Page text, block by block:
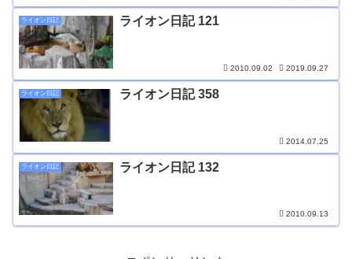
ライオン日記 ライオン日記 121
2010.09.02 2019.09.27
ライオン日記 ライオン日記 358
2014.07.25
ライオン日記 ライオン日記 132
2010.09.13